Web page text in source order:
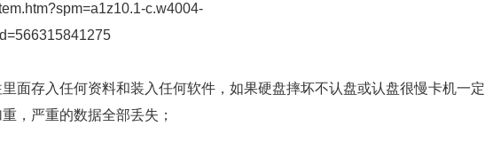
c.w4004-
面存入任何资料和装入任何软件，如果硬盘摔坏不认盘或认盘很慢卡机一定
，严重的数据全部丢失；